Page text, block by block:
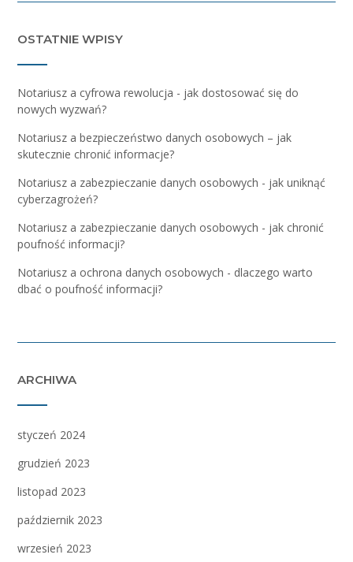
OSTATNIE WPISY
Notariusz a cyfrowa rewolucja - jak dostosować się do
nowych wyzwań?
Notariusz a bezpieczeństwo danych osobowych – jak
skutecznie chronić informacje?
Notariusz a zabezpieczanie danych osobowych - jak uniknąć
cyberzagrożeń?
Notariusz a zabezpieczanie danych osobowych - jak chronić
poufność informacji?
Notariusz a ochrona danych osobowych - dlaczego warto
dbać o poufność informacji?
ARCHIWA
styczeń 2024
grudzień 2023
listopad 2023
październik 2023
wrzesień 2023